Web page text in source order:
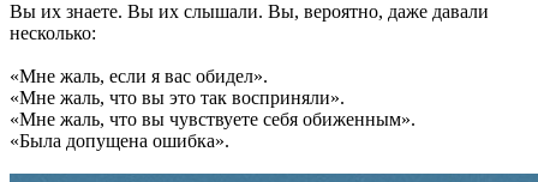
Вы их знаете. Вы их слышали. Вы, вероятно, даже давали
несколько:
«Мне жаль, если я вас обидел».
«Мне жаль, что вы это так восприняли».
«Мне жаль, что вы чувствуете себя обиженным».
«Была допущена ошибка».